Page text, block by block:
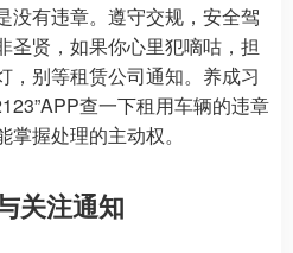
没有违章。遵守交规，安全驾
圣贤，如果你心里犯嘀咕，担
，别等租赁公司通知。养成习
查一下租用车辆的违章
握处理的主动权。
关注通知